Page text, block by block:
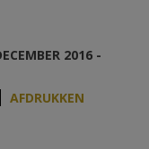
2016 -
AFDRUKKEN